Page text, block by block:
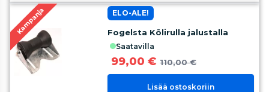
Kampanja ELO-ALE!
Fogelsta Kölirulla jalustalla
saatavilla
99,00 € 110,00 €
Lisää ostoskoriin